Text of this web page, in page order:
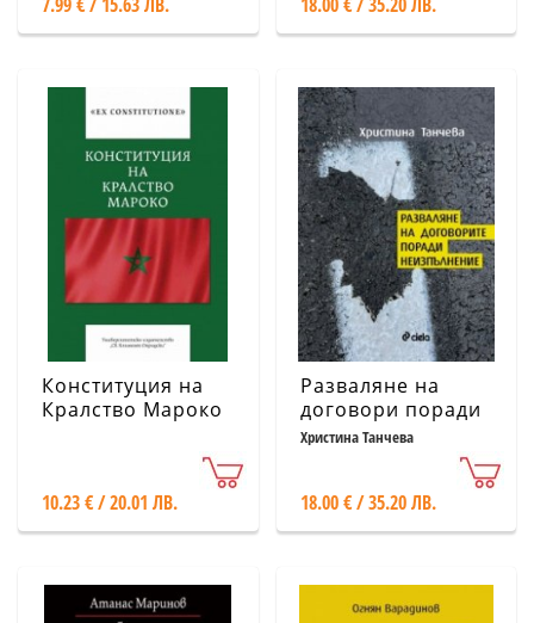
Конституция на
Кралство Мароко
10.23 € / 20.01 ЛВ.
Разваляне на
договори поради
неизпълнение
Христина Танчева
18.00 € / 35.20 ЛВ.